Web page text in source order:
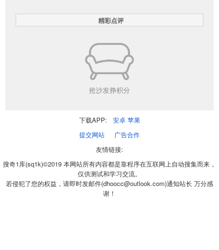
精彩点评
抢沙发挣积分
下载APP: 安卓 苹果
提交网站
广告合作
友情链接:
搜奇1库(sq1k)©2019 本网站所有内容都是靠程序在互联网上自动搜集而来，
仅供测试和学习交流。
若侵犯了您的权益，请即时发邮件(dhoocc@outlook.com)通知站长 万分感
谢！